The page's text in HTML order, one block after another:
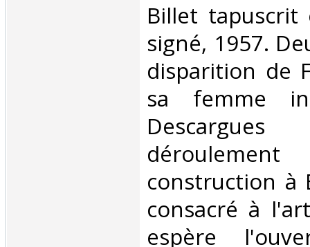
‎Billet tapuscrit
signé, 1957.
disparition de
sa femme
construction à
consacré à
espère